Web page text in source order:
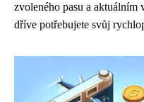
zvoleného pasu a aktuálním
dříve potřebujete svůj